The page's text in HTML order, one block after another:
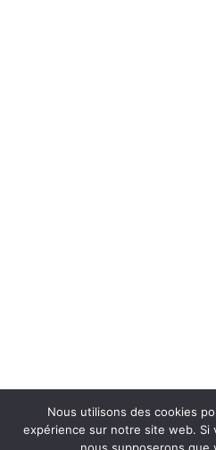
Nous utilisons des cookies
expérience sur notre site web. Si